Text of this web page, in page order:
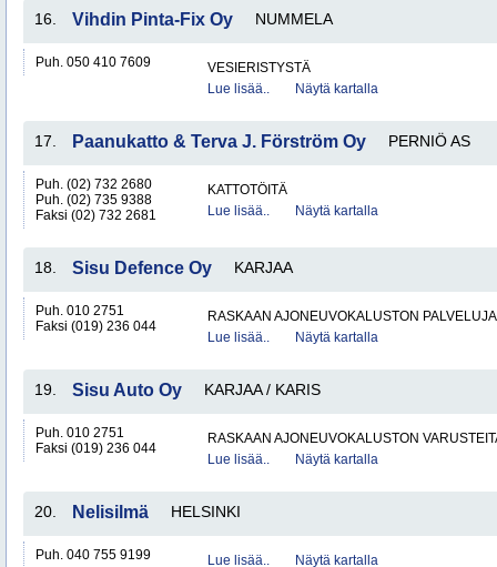
16. Vihdin Pinta-Fix Oy NUMMELA
Puh. 050 410 7609
VESIERISTYSTÄ
Lue lisää..
Näytä kartalla
17. Paanukatto & Terva J. Förström Oy PERNIÖ AS
Puh. (02) 732 2680
Puh. (02) 735 9388
Faksi (02) 732 2681
KATTOTÖITÄ
Lue lisää..
Näytä kartalla
18. Sisu Defence Oy KARJAA
Puh. 010 2751
Faksi (019) 236 044
RASKAAN AJONEUVOKALUSTON
Lue lisää..
Näytä kartalla
19. Sisu Auto Oy KARJAA / KARIS
Puh. 010 2751
Faksi (019) 236 044
RASKAAN AJONEUVOKALUSTON
Lue lisää..
Näytä kartalla
20. Nelisilmä HELSINKI
Puh. 040 755 9199 Lue lisää.. Näytä kartalla